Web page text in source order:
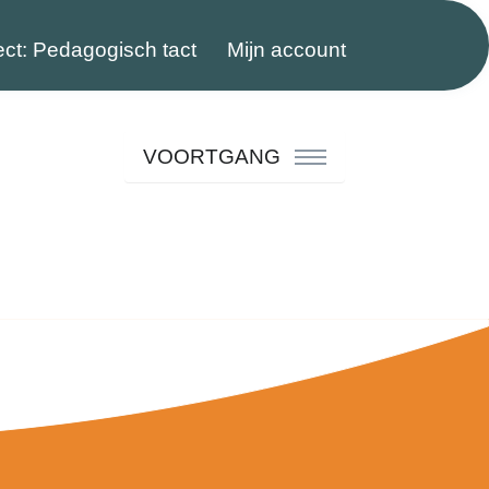
Pedagogisch tact Mijn account
VOORTGANG